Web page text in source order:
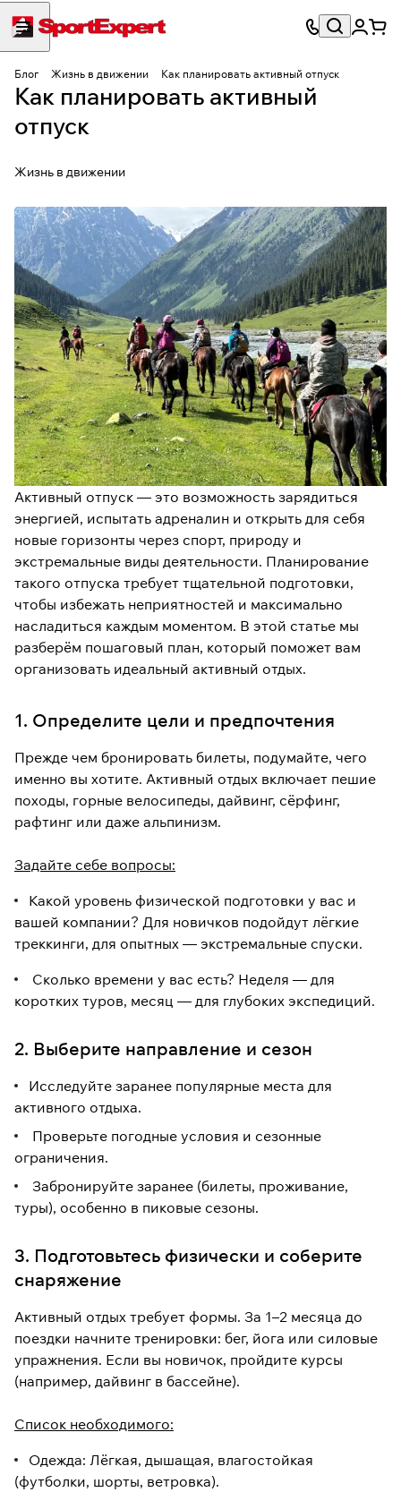
Блог Жизнь в движении Как планировать активный отпуск
Как планировать активный
отпуск
Жизнь в движении
Активный отпуск — это возможность зарядиться
энергией, испытать адреналин и открыть для себя
новые горизонты через спорт, природу и
экстремальные виды деятельности. Планирование
такого отпуска требует тщательной подготовки,
чтобы избежать неприятностей и максимально
насладиться каждым моментом. В этой статье мы
разберём пошаговый план, который поможет вам
организовать идеальный активный отдых.
1. Определите цели и предпочтения
Прежде чем бронировать билеты, подумайте, чего
именно вы хотите. Активный отдых включает пешие
походы, горные велосипеды, дайвинг, сёрфинг,
рафтинг или даже альпинизм.
Задайте себе вопросы:
Какой уровень физической подготовки у вас и
вашей компании? Для новичков подойдут лёгкие
треккинги, для опытных — экстремальные спуски.
Сколько времени у вас есть? Неделя — для
коротких туров, месяц — для глубоких экспедиций.
2. Выберите направление и сезон
Исследуйте заранее популярные места для
активного отдыха.
Проверьте погодные условия и сезонные
ограничения.
Забронируйте заранее (билеты, проживание,
туры), особенно в пиковые сезоны.
3. Подготовьтесь физически и соберите
снаряжение
Активный отдых требует формы. За 1–2 месяца до
поездки начните тренировки: бег, йога или силовые
упражнения. Если вы новичок, пройдите курсы
(например, дайвинг в бассейне).
Список необходимого:
Одежда: Лёгкая, дышащая, влагостойкая
(футболки, шорты, ветровка).